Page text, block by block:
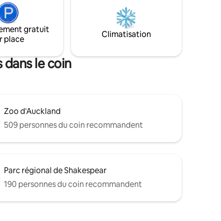
le
verts
extérieur, à la douche extérieure
chauffée et au vert de pratique, créant
ainsi un espace unique pour vous
détendre. • À 25 min de l'aéroport • 15
gratuit
place
Climatisation
le coin
Zoo d'Auckland
509 personnes du coin recommandent
Parc régional de Shakespear
190 personnes du coin recommandent